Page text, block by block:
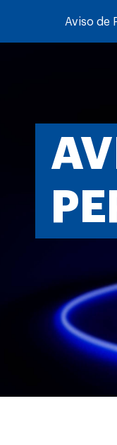
Aviso de